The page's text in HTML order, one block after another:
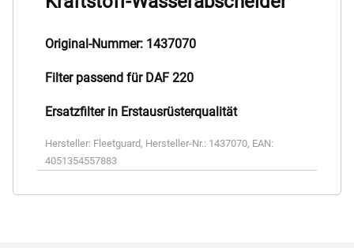
Original-Nummer: 1437070
Filter passend für DAF 220
Ersatzfilter in Erstausrüsterqualität
Hersteller: Fleetguard, Hersteller-Nr.: 1437070, EAN:
4051354557883